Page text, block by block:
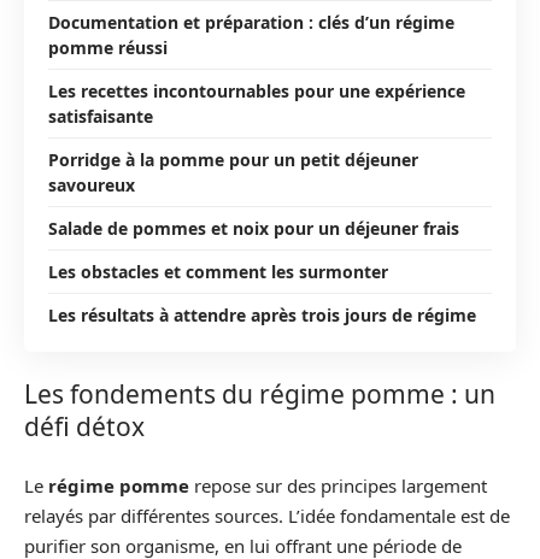
Documentation et préparation : clés d’un régime
pomme réussi
Les recettes incontournables pour une expérience
satisfaisante
Porridge à la pomme pour un petit déjeuner
savoureux
Salade de pommes et noix pour un déjeuner frais
Les obstacles et comment les surmonter
Les résultats à attendre après trois jours de régime
Les fondements du régime pomme : un
défi détox
Le régime pomme repose sur des principes largement
relayés par différentes sources. L’idée fondamentale est de
purifier son organisme, en lui offrant une période de